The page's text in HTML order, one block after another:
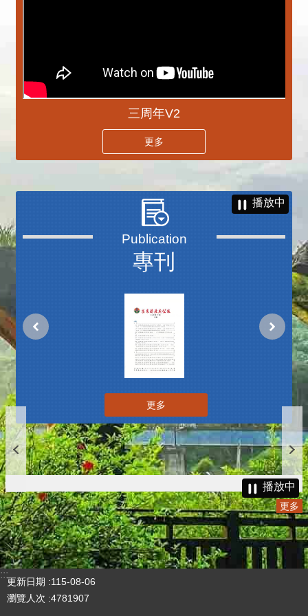
三周年V2
更多
專刊
播放中
更多
播放中
更多
:::
更新日期
115-08-06
瀏覽人次 4781907